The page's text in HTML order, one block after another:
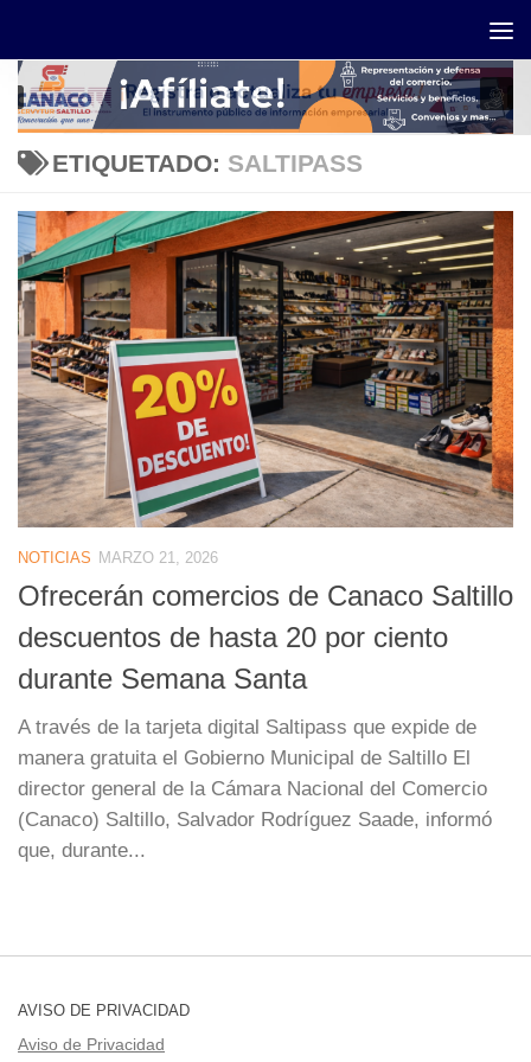
ETIQUETADO: SALTIPASS
NOTICIAS MARZO 21, 2026
Ofrecerán comercios de Canaco Saltillo
descuentos de hasta 20 por ciento
durante Semana Santa
A través de la tarjeta digital Saltipass que expide de
manera gratuita el Gobierno Municipal de Saltillo El
director general de la Cámara Nacional del Comercio
(Canaco) Saltillo, Salvador Rodríguez Saade, informó
que, durante...
AVISO DE PRIVACIDAD
Aviso de Privacidad